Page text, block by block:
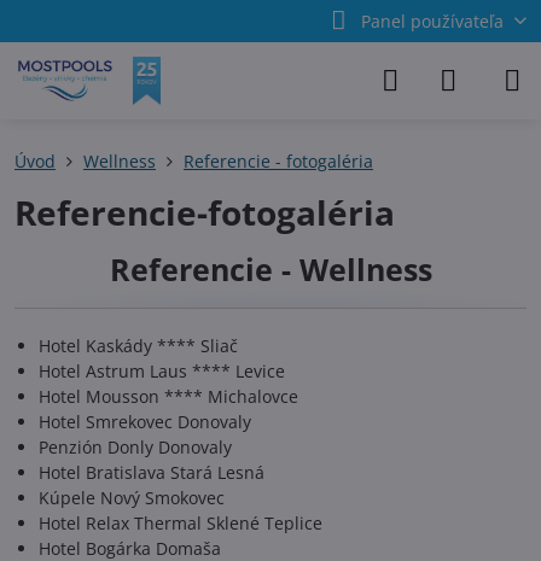
Panel používateľa
Úvod Wellness Referencie - fotogaléria
Referencie-fotogaléria
Referencie - Wellness
Hotel Kaskády **** Sliač
Hotel Astrum Laus **** Levice
Hotel Mousson **** Michalovce
Hotel Smrekovec Donovaly
Penzión Donly Donovaly
Hotel Bratislava Stará Lesná
Kúpele Nový Smokovec
Hotel Relax Thermal Sklené Teplice
Hotel Bogárka Domaša